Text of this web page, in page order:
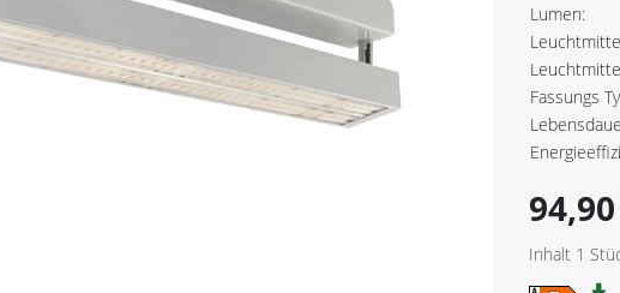
Lumen:
Fassungs
Inhalt 1